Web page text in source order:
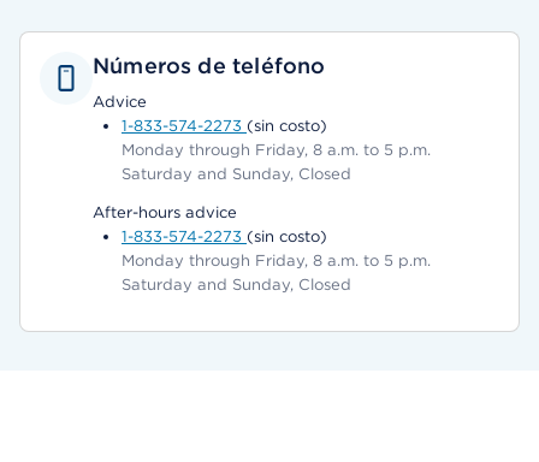
Números de teléfono
Advice
1-833-574-2273 (sin costo)
Monday through Friday, 8 a.m. to 5 p.m.
Saturday and Sunday, Closed
After-hours advice
1-833-574-2273 (sin costo)
Monday through Friday, 8 a.m. to 5 p.m.
Saturday and Sunday, Closed